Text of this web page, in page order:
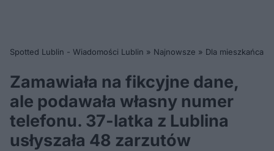
Spotted Lublin - Wiadomości Lublin » Najnowsze » Dla mieszkańca
Zamawiała na fikcyjne dane,
ale podawała własny numer
telefonu. 37-latka z Lublina
usłyszała 48 zarzutów